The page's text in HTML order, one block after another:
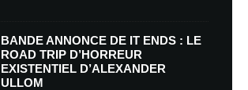
BANDE ANNONCE DE IT ENDS : LE
ROAD TRIP D’HORREUR
EXISTENTIEL D’ALEXANDER
ULLOM